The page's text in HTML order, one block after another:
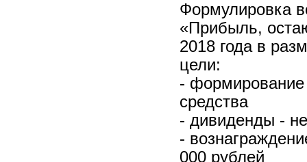
Формулировка
«Прибыль,
2018 года в
цели:
- формирование
средства
- дивиденды -
-
000 рублей